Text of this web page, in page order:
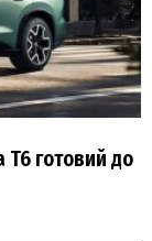
T6 готовий до